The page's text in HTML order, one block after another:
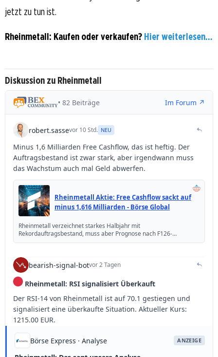
jetzt zu tun ist.
Rheinmetall: Kaufen oder verkaufen? Hier weiterlesen...
Diskussion zu Rheinmetall